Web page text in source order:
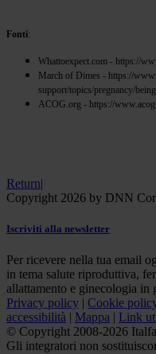
Fonti:
Whattoexpect.com - https://
March of Dimes - https://
support/topics/pregnancy/
ACOG.org - https://
Return|
Copyright 2026 by DNN
Iscriviti alla newsletter
Per ricevere nella tua email
in tema salute riproduttiva,
allattamento e ginecologia in
Privacy policy | Cookie
accessibilità | Mappa | Link
© Copyright 2008-2026
Gli integratori non